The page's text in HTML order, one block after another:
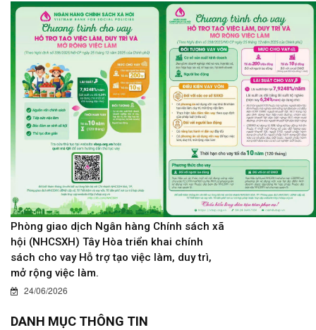
Phòng giao dịch Ngân hàng Chính sách xã
hội (NHCSXH) Tây Hòa triển khai chính
sách cho vay Hỗ trợ tạo việc làm, duy trì,
mở rộng việc làm.
24/06/2026
DANH MỤC THÔNG TIN